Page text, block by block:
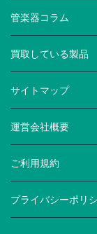
管楽器コラム
買取している製品
サイトマップ
運営会社概要
ご利用規約
プライバシーポリ